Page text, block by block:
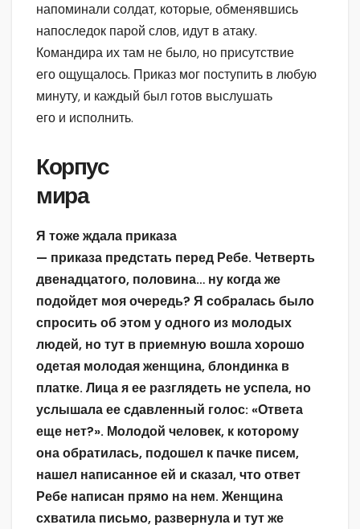
напоминали солдат, которые, обменявшись
напоследок парой слов, идут в атаку.
Командира их там не было, но присутствие
его ощущалось. Приказ мог поступить в любую
минуту, и каждый был готов выслушать
его и исполнить.
Корпус
мира
Я тоже ждала приказа
— приказа предстать перед Ребе. Четверть
двенадцатого, половина… ну когда же
подойдет моя очередь? Я собралась было
спросить об этом у одного из молодых
людей, но тут в приемную вошла хорошо
одетая молодая женщина, блондинка в
платке. Лица я ее разглядеть не успела, но
услышала ее сдавленный голос: «Ответа
еще нет?». Молодой человек, к которому
она обратилась, подошел к пачке писем,
нашел написанное ей и сказал, что ответ
Ребе написан прямо на нем. Женщина
схватила письмо, развернула и тут же